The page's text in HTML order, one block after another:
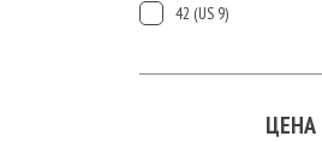
42 (US 9)
ЦЕНА